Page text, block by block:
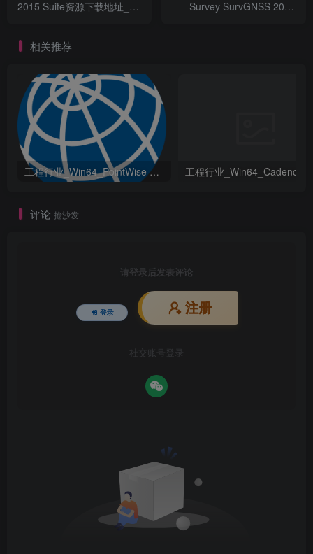
2015 Suite资源下载地址_百
Survey SurvGNSS 2016
相关推荐
工程行业_Win64_PointWise 18.6 R2 x64资源下载地址_百度网盘迅雷BT
评论 抢沙发
请登录后发表评论
登录 注册
社交账号登录